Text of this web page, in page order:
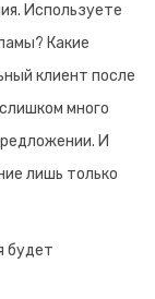
Используете
Какие
клиент после
много
И
лишь только
будет